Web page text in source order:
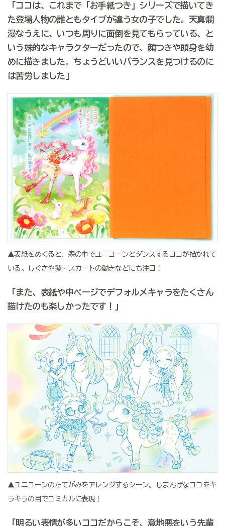
「ココは、これまで「お手紙つき」シリーズで描いてき
た登場人物の誰ともタイプが違う女の子でした。天真爛
漫なうえに、いつも周りに面倒を見てもらっている、と
いう妹的なキャラクターだったので、顔つきや頭身を幼
めに描きました。ちょうどいいバランスを見つけるのに
は苦労しました」
▲表紙をめくると、森の中でユニコーンとダンスするココが描かれて
いる。しぐさや髪・スカートの動きなどにも注目！
「また、表紙や中ページでデフォルメキャラをたくさん
描けたのも楽しかったです！」
▲ユニコーンのたてがみをアレンジするシーン。じまんげなココをキ
ラキラの目でコミカルに表現！
「明るい表情が多いココだからこそ、意地悪をいう先輩